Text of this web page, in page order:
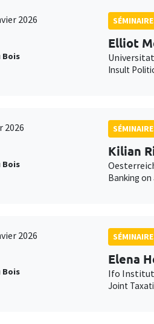
2026
Bois
Elliot
Insult
2026
Bois
Kilian
Banking
2026
Bois
Elena
Ifo
Joint